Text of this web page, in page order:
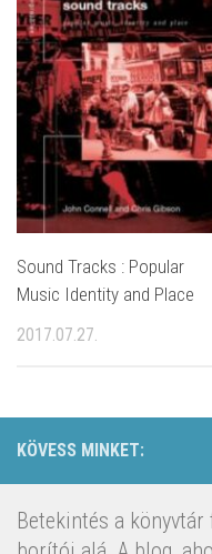
Sound Tracks : Popular
Music Identity and Place
2017.07.27.
KÖVESS MINKET:
Betekintés a